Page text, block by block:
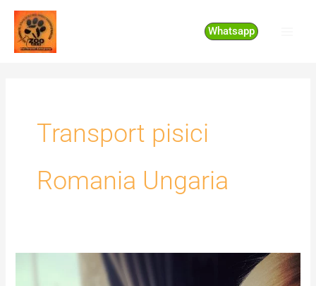
Skip
content
Whatsapp
Transport pisici
Romania Ungaria